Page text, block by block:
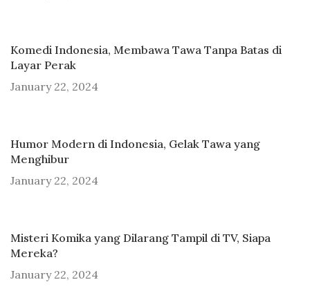
Komedi Indonesia, Membawa Tawa Tanpa Batas di
Layar Perak
January 22, 2024
Humor Modern di Indonesia, Gelak Tawa yang
Menghibur
January 22, 2024
Misteri Komika yang Dilarang Tampil di TV, Siapa
Mereka?
January 22, 2024